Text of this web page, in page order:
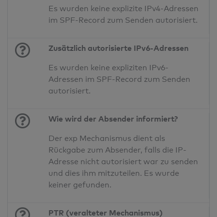
Es wurden keine explizite IPv4-Adressen
im SPF-Record zum Senden autorisiert.
Zusätzlich autorisierte IPv6-Adressen
Es wurden keine expliziten IPv6-
Adressen im SPF-Record zum Senden
autorisiert.
Wie wird der Absender informiert?
Der exp Mechanismus dient als
Rückgabe zum Absender, falls die IP-
Adresse nicht autorisiert war zu senden
und dies ihm mitzuteilen. Es wurde
keiner gefunden.
PTR (veralteter Mechanismus)